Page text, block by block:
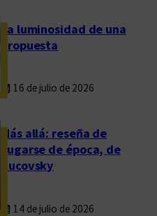
La luminosidad de una
propuesta
16 de julio de 2026
Más allá: reseña de
Fugarse de época, de
Rucovsky
14 de julio de 2026